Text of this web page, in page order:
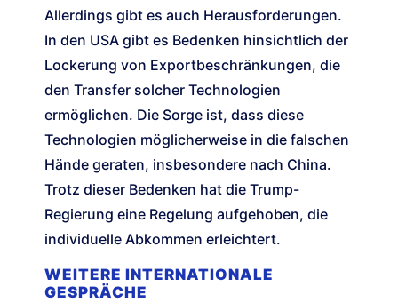
Allerdings gibt es auch Herausforderungen.
In den USA gibt es Bedenken hinsichtlich der
Lockerung von Exportbeschränkungen, die
den Transfer solcher Technologien
ermöglichen. Die Sorge ist, dass diese
Technologien möglicherweise in die falschen
Hände geraten, insbesondere nach China.
Trotz dieser Bedenken hat die Trump-
Regierung eine Regelung aufgehoben, die
individuelle Abkommen erleichtert.
WEITERE INTERNATIONALE
GESPRÄCHE